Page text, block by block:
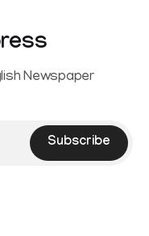
Newspaper
Subscribe